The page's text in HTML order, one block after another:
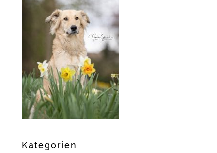
Kategorien